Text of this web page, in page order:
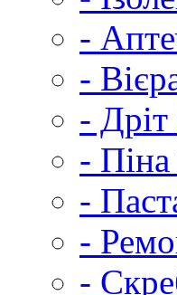
-
-
-
-
-
-
-